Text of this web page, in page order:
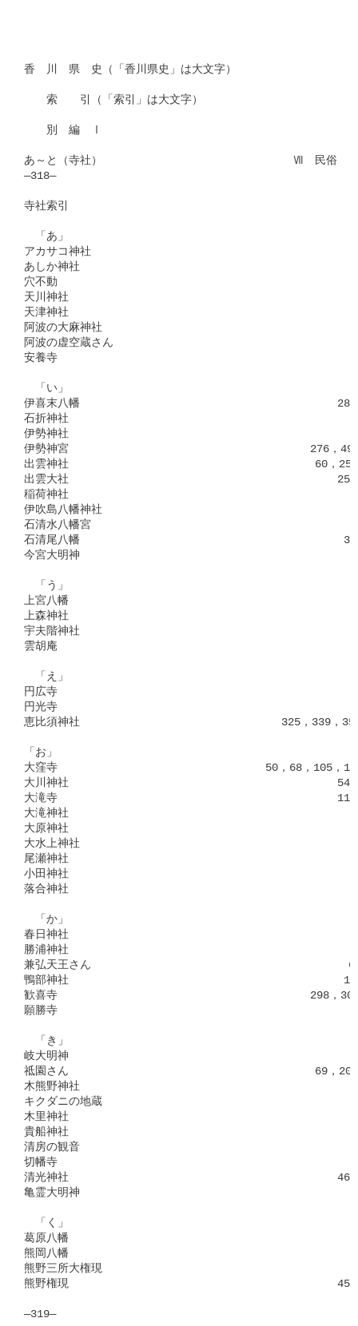
香　川　県　史（「香川県史」は大文字）
索　　引（「索引」は大文字）
別　編　Ⅰ
あ～と（寺社）　　　　　　　　　　　　　　　　　Ⅶ　民俗
―318―
寺社索引
「あ」
アカサコ神社　　　　　　　　　　　　　　　　　　　　　　　
あしか神社　　　　　　　　　　　　　　　　　　　　　　　　
穴不動　　　　　　　　　　　　　　　　　　　　　　　　　　
天川神社　　　　　　　　　　　　　　　　　　　　　　　　　
天津神社　　　　　　　　　　　　　　　　　　　　　　　　　
阿波の大麻神社　　　　　　　　　　　　　　　　　　　　　　
阿波の虚空蔵さん　　　　　　　　　　　　　　　　　　　　　
安養寺　　　　　　　　　　　　　　　　　　　　　　　　　　
「い」
伊喜末八幡　　　　　　　　　　　　　　　　　　　　　　　
石折神社　　　　　　　　　　　　　　　　　　　　　　　　　
伊勢神社　　　　　　　　　　　　　　　　　　　　　　　　　
伊勢神宮　　　　　　　　　　　　　　　　　　　　　 276，
出雲神社　　　　　　　　　　　　　　　　　　　　　　60，
出雲大社　　　　　　　　　　　　　　　　　　　　　　　　
稲荷神社　　　　　　　　　　　　　　　　　　　　　　　　　
伊吹島八幡神社　　　　　　　　　　　　　　　　　　　　　　
石清水八幡宮　　　　　　　　　　　　　　　　　　　　　　　
石清尾八幡　　　　　　　　　　　　　　　　　　　　　　　
今宮大明神　　　　　　　　　　　　　　　　　　　　　　　　
「う」
上宮八幡　　　　　　　　　　　　　　　　　　　　　　　　　
上森神社　　　　　　　　　　　　　　　　　　　　　　　　　
宇夫階神社　　　　　　　　　　　　　　　　　　　　　　　　
雲胡庵　　　　　　　　　　　　　　　　　　　　　　　　　　
「え」
円広寺　　　　　　　　　　　　　　　　　　　　　　　　　　
円光寺　　　　　　　　　　　　　　　　　　　　　　　　　　
恵比須神社　　　　　　　　　　　　　　　　　　325，339，
「お」
大窪寺　　　　　　　　　　　　　　　　　　 50，68，105，
大川神社　　　　　　　　　　　　　　　　　　　　　　　　
大滝寺　　　　　　　　　　　　　　　　　　　　　　　　　
大滝神社　　　　　　　　　　　　　　　　　　　　　　　　　
大原神社　　　　　　　　　　　　　　　　　　　　　　　　　
大水上神社　　　　　　　　　　　　　　　　　　　　　　　　
尾瀬神社　　　　　　　　　　　　　　　　　　　　　　　　　
小田神社　　　　　　　　　　　　　　　　　　　　　　　　　
落合神社　　　　　　　　　　　　　　　　　　　　　　　　　
「か」
春日神社　　　　　　　　　　　　　　　　　　　　　　　　　
勝浦神社　　　　　　　　　　　　　　　　　　　　　　　　　
兼弘天王さん　　　　　　　　　　　　　　　　　　　　　　　
鴨部神社　　　　　　　　　　　　　　　　　　　　　　　　
歓喜寺　　　　　　　　　　　　　　　　　　　　　　 298，
願勝寺　　　　　　　　　　　　　　　　　　　　　　　　　　
「き」
岐大明神　　　　　　　　　　　　　　　　　　　　　　　　　
祗園さん　　　　　　　　　　　　　　　　　　　　　　69，
木熊野神社　　　　　　　　　　　　　　　　　　　　　　　　
キクダニの地蔵　　　　　　　　　　　　　　　　　　　　　　
木里神社　　　　　　　　　　　　　　　　　　　　　　　　　
貴船神社　　　　　　　　　　　　　　　　　　　　　　　　　
清房の観音　　　　　　　　　　　　　　　　　　　　　　　　
切幡寺　　　　　　　　　　　　　　　　　　　　　　　　　　
清光神社　　　　　　　　　　　　　　　　　　　　　　　　
亀霊大明神　　　　　　　　　　　　　　　　　　　　　　　　
「く」
葛原八幡　　　　　　　　　　　　　　　　　　　　　　　　　
熊岡八幡　　　　　　　　　　　　　　　　　　　　　　　　　
熊野三所大権現　　　　　　　　　　　　　　　　　　　　　　
熊野権現　　　　　　　　　　　　　　　　　　　　　　　　
―319―